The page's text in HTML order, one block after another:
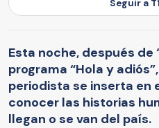
Seguir a
Esta noche, después de
programa “Hola y
periodista se inserta en
conocer las historias
llegan o se van del país.